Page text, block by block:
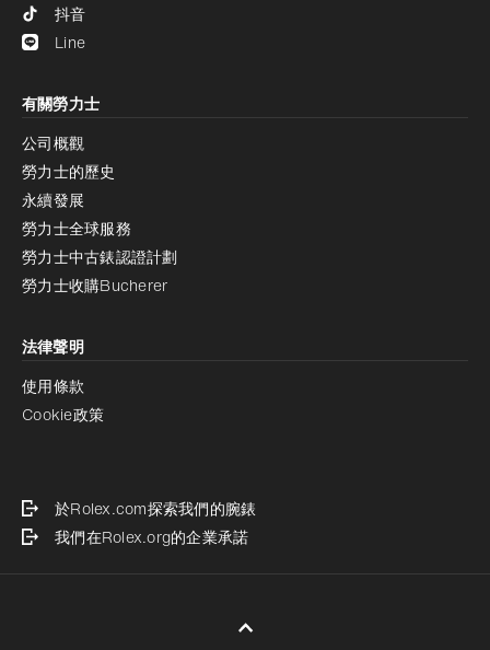
抖音
Line
有關勞力士
公司概觀
勞力士的歷史
永續發展
勞力士全球服務
勞力士中古錶認證計劃
勞力士收購Bucherer
法律聲明
使用條款
Cookie政策
於Rolex.com探索我們的腕錶
我們在Rolex.org的企業承諾